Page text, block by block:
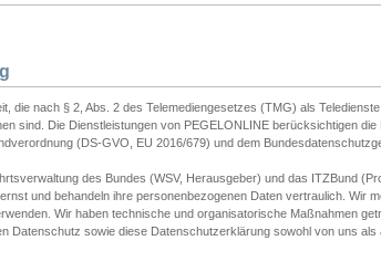
die nach § 2, Abs. 2 des Telemediengesetzes (TMG) als
sind. Die Dienstleistungen von PEGELONLINE berücksichtigen
(DS-GVO, EU 2016/679) und dem
des Bundes (WSV, Herausgeber) und das ITZBund
und behandeln ihre personenbezogenen Daten vertraulich. Wir
Wir haben technische und organisatorische Maßnahmen
Datenschutz sowie diese Datenschutzerklärung sowohl von uns